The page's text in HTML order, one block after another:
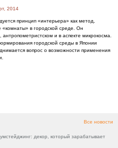
Все новости
декор, который зарабатывает
2014
принцип «интерьера» как метод,
в городской среде. Он
и в аспекте микрокосма.
городской среды в Японии
вопрос о возможности применения